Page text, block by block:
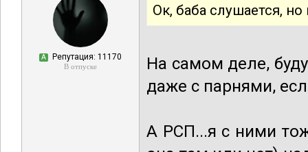
А Репутация: 11170
В отпуске
Ок, баба слушается,
На самом деле,
даже с парнями,
А РСП...я с ними